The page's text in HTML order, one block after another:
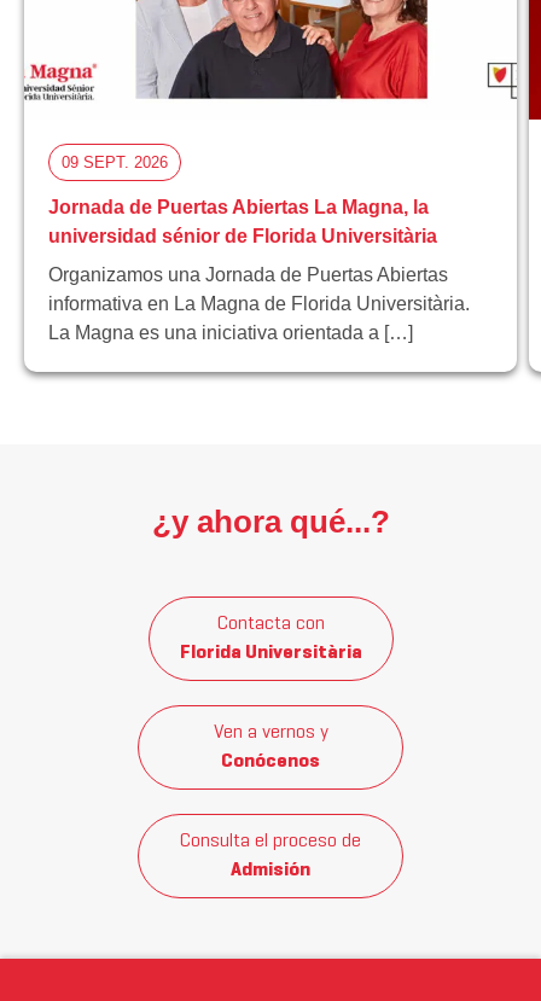
09 SEPT. 2026
Jornada de Puertas Abiertas La Magna, la
universidad sénior de Florida Universitària
Organizamos una Jornada de Puertas Abiertas
informativa en La Magna de Florida Universitària.
La Magna es una iniciativa orientada a […]
¿y ahora qué...?
Contacta con
Florida Universitària
Ven a vernos y
Conócenos
Consulta el proceso de
Admisión